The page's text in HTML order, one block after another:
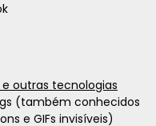
e outras tecnologias
(também conhecidos
e GIFs invisíveis)